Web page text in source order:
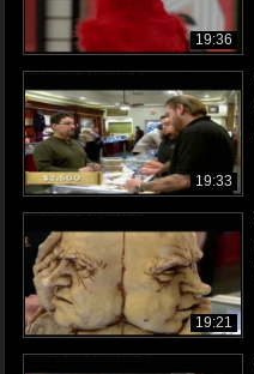
19:36
19:33
19:21